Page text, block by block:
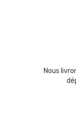
Nous